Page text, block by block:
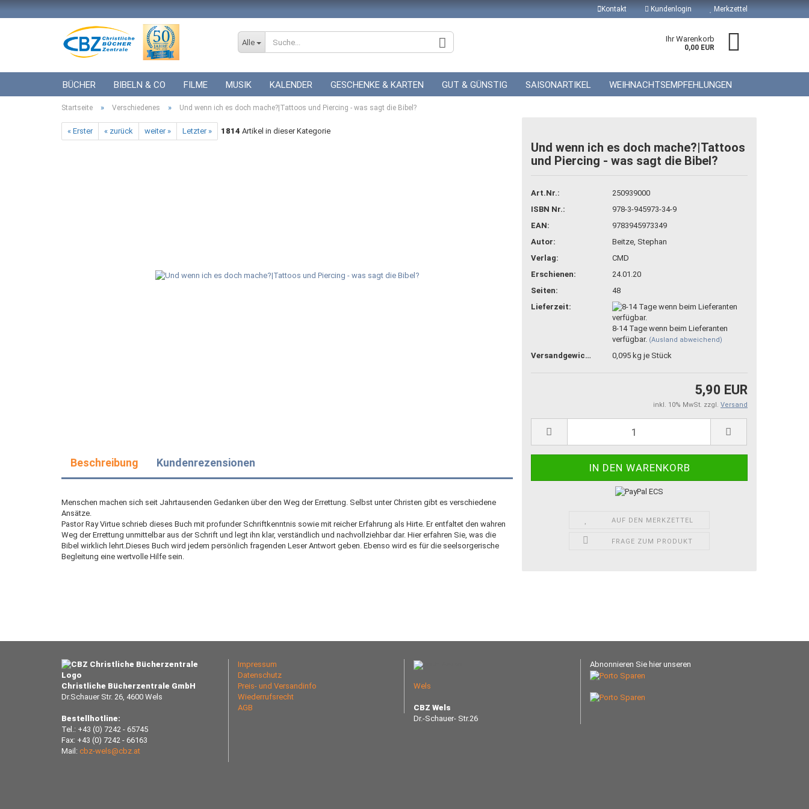
Kontakt Kundenlogin
Passwort vergessen?
Merkzettel
Alle Ihr Warenkorb
0,00 EUR
BÜCHER BIBELN & CO FILME MUSIK KALENDER GESCHENKE & KARTEN GUT & GÜNSTIG SAISONARTIKEL WEIHNACHTSEMPFEHLUNGEN
ICF BÜCHER VERSCHIEDENES GESCHENKE ZUR HOCHZEIT GUTSCHEINE
Startseite » Verschiedenes » Und wenn ich es doch mache?|Tattoos und Piercing - was sagt die Bibel?
« Erster « zurück weiter » Letzter » 1814 Artikel in dieser Kategorie
Und wenn ich es doch mache?|Tattoos
und Piercing - was sagt die Bibel?
Art.Nr.:
250939000
ISBN Nr.:
978-3-945973-34-9
EAN:
9783945973349
Autor:
Beitze, Stephan
Verlag:
CMD
Erschienen:
24.01.20
Seiten:
48
Lieferzeit:
8-14 Tage wenn beim Lieferanten
verfügbar. (Ausland abweichend)
Versandgewicht: 0,095 kg je Stück
5,90 EUR
inkl. 10% MwSt. zzgl. Versand
AUF DEN MERKZETTEL
FRAGE ZUM PRODUKT
Beschreibung Kundenrezensionen
Menschen machen sich seit Jahrtausenden Gedanken über den Weg der Errettung. Selbst unter Christen gibt es verschiedene
Ansätze.
Pastor Ray Virtue schrieb dieses Buch mit profunder Schriftkenntnis sowie mit reicher Erfahrung als Hirte. Er entfaltet den wahren
Weg der Errettung unmittelbar aus der Schrift und legt ihn klar, verständlich und nachvollziehbar dar. Hier erfahren Sie, was die
Bibel wirklich lehrt.Dieses Buch wird jedem persönlich fragenden Leser Antwort geben. Ebenso wird es für die seelsorgerische
Begleitung eine wertvolle Hilfe sein.
Christliche Bücherzentrale GmbH
Dr.Schauer Str. 26, 4600 Wels
Bestellhotline:
Tel.: +43 (0) 7242 - 65745
Fax: +43 (0) 7242 - 66163
Mail: cbz-wels@cbz.at
Impressum
Datenschutz
Preis- und Versandinfo
Wiederrufsrecht
AGB
Wels
CBZ Wels
Dr.-Schauer- Str.26
Abnonnieren Sie hier unseren